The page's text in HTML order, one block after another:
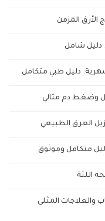
الأرق المزمن
دليل شامل
دليل طبي متكامل
وضغط دم مثالي
العرق الطبيعي
متكامل وموثوق
اللثة
والعلاجات المثلى